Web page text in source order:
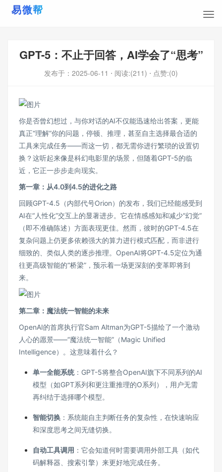
GPT-5：不止于回答，AI学会了“思考”
发布于： 2025-06-11 ⋅ 阅读:(211) ⋅ 点赞:(0)
你是否曾幻想过，与你对话的AI不仅能迅速给出答案，更能
真正“理解”你的问题，停顿、推理，甚至自主选择最合适的
工具来完成任务——而这一切，都无需你进行繁琐的设置切
换？这听起来像是科幻电影里的场景，但随着GPT-5的临
近，它正一步步走向现实。
第一章：从4.0到4.5的进化之路
回顾GPT-4.5（内部代号Orion）的发布，我们已经能感受到
AI在“人性化”交互上的显著进步。它在情感感知和减少“幻觉”
（即不准确陈述）方面表现更佳。然而，彼时的GPT-4.5在
复杂问题上仍更多依赖强大的算力进行模式匹配，而非进行
细致的、类似人类的逐步推理。OpenAI将GPT-4.5定位为通
往更高级智能的“桥梁”，预示着一场更深刻的变革即将到
来。
第二章：魔法统一智能的未来
OpenAI的首席执行官Sam Altman为GPT-5描绘了一个激动
人心的愿景——“魔法统一智能”（Magic Unified
Intelligence）。这意味着什么？
单一全能系统：GPT-5将整合OpenAI旗下不同系列的AI
模型（如GPT系列和更注重推理的O系列），用户无需
再纠结于选择哪个模型。
智能切换 ：系统能自主判断任务的复杂性，在快速响应
和深度思考之间无缝切换。
自动工具调用 ：它会知道何时需要调用外部工具（如代
码解释器、搜索引擎）来更好地完成任务。